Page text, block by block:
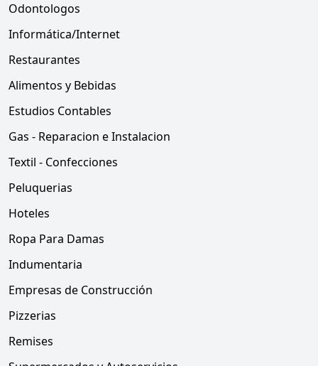
Odontologos
Informática/Internet
Restaurantes
Alimentos y Bebidas
Estudios Contables
Gas - Reparacion e Instalacion
Textil - Confecciones
Peluquerias
Hoteles
Ropa Para Damas
Indumentaria
Empresas de Construcción
Pizzerias
Remises